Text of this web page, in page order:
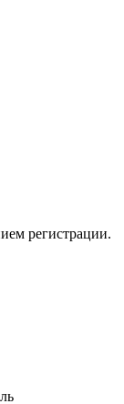
регистрации.